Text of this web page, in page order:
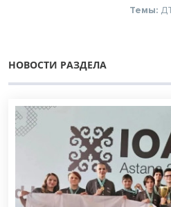
Темы:
НОВОСТИ РАЗДЕЛА